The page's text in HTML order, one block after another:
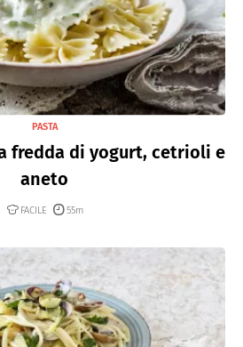
PASTA
fredda di yogurt, cetrioli e
aneto
FACILE 55m